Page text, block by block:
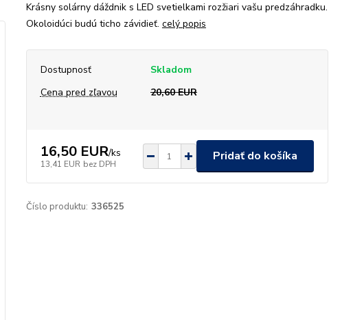
Krásny solárny dáždnik s LED svetielkami rozžiari vašu predzáhradku.
Okoloidúci budú ticho závidieť. celý popis
Dostupnosť
Skladom
Cena pred zľavou
20,60 EUR
16,50 EUR/ks
13,41 EUR bez DPH
Pridať do košíka
Číslo produktu: 336525